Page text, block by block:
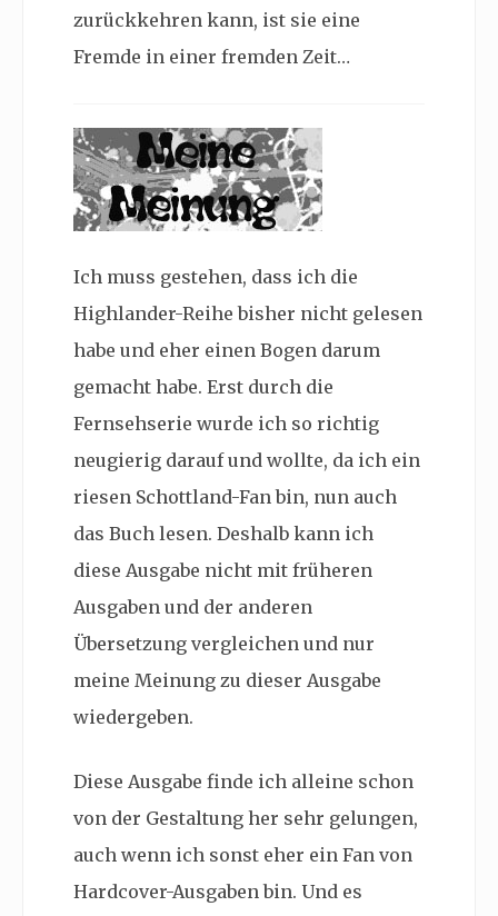
zurückkehren kann, ist sie eine
Fremde in einer fremden Zeit…
Ich muss gestehen, dass ich die
Highlander-Reihe bisher nicht gelesen
habe und eher einen Bogen darum
gemacht habe. Erst durch die
Fernsehserie wurde ich so richtig
neugierig darauf und wollte, da ich ein
riesen Schottland-Fan bin, nun auch
das Buch lesen. Deshalb kann ich
diese Ausgabe nicht mit früheren
Ausgaben und der anderen
Übersetzung vergleichen und nur
meine Meinung zu dieser Ausgabe
wiedergeben.
Diese Ausgabe finde ich alleine schon
von der Gestaltung her sehr gelungen,
auch wenn ich sonst eher ein Fan von
Hardcover-Ausgaben bin. Und es